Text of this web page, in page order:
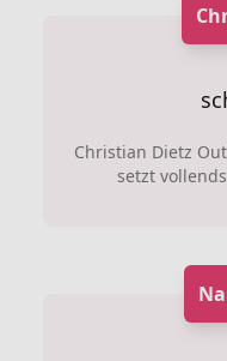
Christian Dietz
setzt